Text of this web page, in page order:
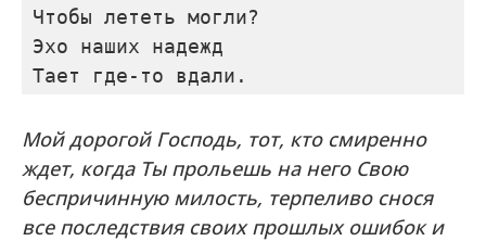
Чтобы лететь могли?
Эхо наших надежд
Тает где-то вдали.
Мой дорогой Господь, тот, кто смиренно
ждет, когда Ты прольешь на него Свою
беспричинную милость, терпеливо снося
все последствия своих прошлых ошибок и